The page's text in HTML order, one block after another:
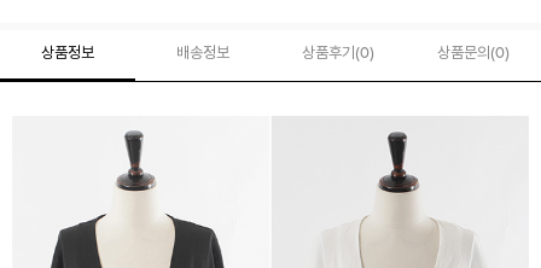
상품정보 배송정보 상품후기(0) 상품문의 (0)